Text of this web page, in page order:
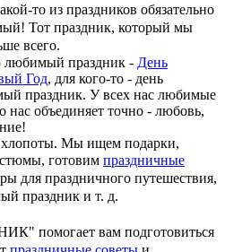
то из праздников обязательно
Тот праздник, который мы
всего.
любимый праздник - День
Год, для кого-то - день
праздник. У всех нас любимые
нас объединяет точно - любовь,
хлопоты. Мы ищем подарки,
готовим праздничные
для праздничного путешествия,
праздник и т. д.
помогает вам подготовиться